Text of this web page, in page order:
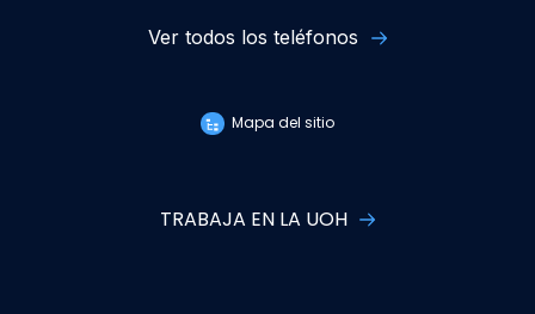
Ver todos los teléfonos
Mapa del sitio
TRABAJA EN LA UOH